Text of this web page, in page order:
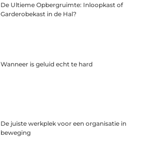
De Ultieme Opbergruimte: Inloopkast of
Garderobekast in de Hal?
Wanneer is geluid echt te hard
De juiste werkplek voor een organisatie in
beweging